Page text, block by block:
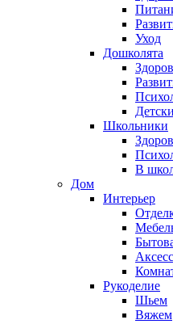
Уход
Дошколята
Школьники
В
Дом
Интерьер
Рукоделие
Шьем
Вяжем